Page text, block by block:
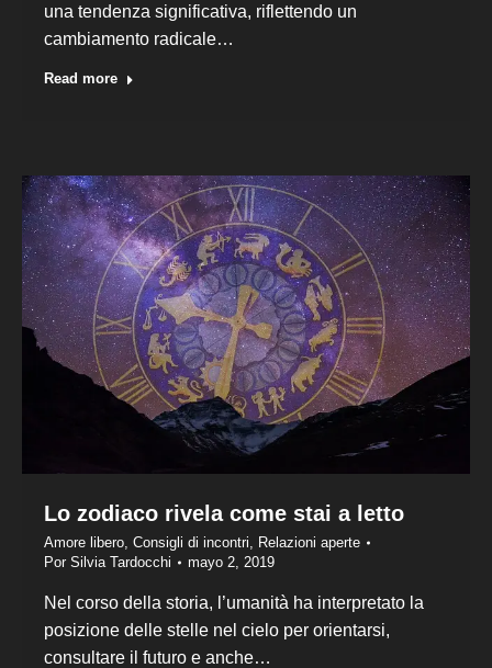
una tendenza significativa, riflettendo un
cambiamento radicale…
Read more
Lo zodiaco rivela come stai a letto
Amore libero Consigli di incontri
Relazioni aperte
Por Silvia Tardocchi mayo 2, 2019
Nel corso della storia, l’umanità ha interpretato la
posizione delle stelle nel cielo per orientarsi,
consultare il futuro e anche…